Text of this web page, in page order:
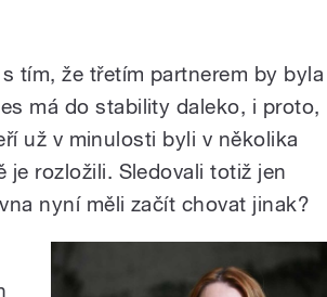
tím, že třetím partnerem by byla
má do stability daleko, i proto,
už v minulosti byli v několika
rozložili. Sledovali totiž jen
nyní měli začít chovat jinak?